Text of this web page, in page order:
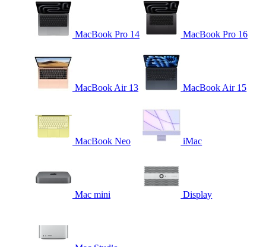
MacBook Pro 14 MacBook Pro 16
MacBook Air 13 MacBook Air 15
MacBook Neo iMac
Mac mini Display